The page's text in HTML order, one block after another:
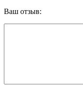
Ваш отзыв: